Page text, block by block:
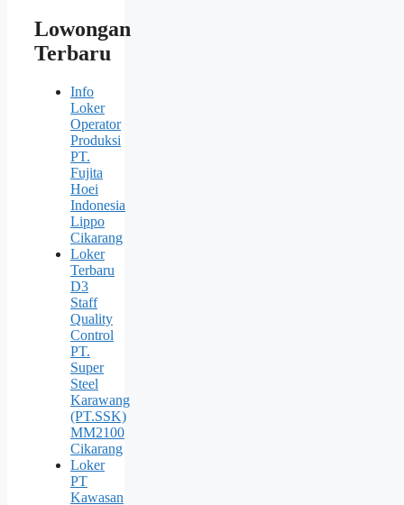
Lowongan
Terbaru
Info
Loker
Operator
Produksi
PT.
Fujita
Hoei
Indonesia
Lippo
Cikarang
Loker
Terbaru
D3
Staff
Quality
Control
PT.
Super
Steel
Karawang
(PT.SSK)
MM2100
Cikarang
Loker
PT
Kawasan